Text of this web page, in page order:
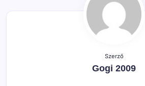
Szerző
Gogi 2009